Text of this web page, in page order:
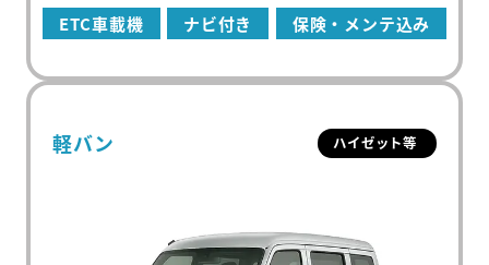
ETC車載機 ナビ付き 保険・メンテ込み
軽バン ハイゼット等